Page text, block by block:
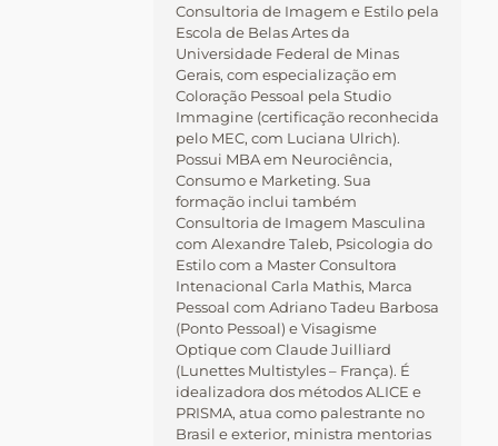
Consultoria de Imagem e Estilo pela
Escola de Belas Artes da
Universidade Federal de Minas
Gerais, com especialização em
Coloração Pessoal pela Studio
Immagine (certificação reconhecida
pelo MEC, com Luciana Ulrich).
Possui MBA em Neurociência,
Consumo e Marketing. Sua
formação inclui também
Consultoria de Imagem Masculina
com Alexandre Taleb, Psicologia do
Estilo com a Master Consultora
Intenacional Carla Mathis, Marca
Pessoal com Adriano Tadeu Barbosa
(Ponto Pessoal) e Visagisme
Optique com Claude Juilliard
(Lunettes Multistyles – França). É
idealizadora dos métodos ALICE e
PRISMA, atua como palestrante no
Brasil e exterior, ministra mentorias